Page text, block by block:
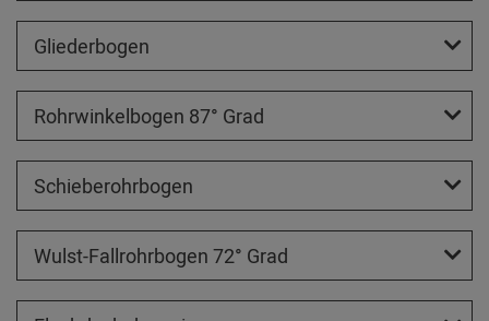
Gliederbogen
Rohrwinkelbogen 87° Grad
Schieberohrbogen
Wulst-Fallrohrbogen 72° Grad